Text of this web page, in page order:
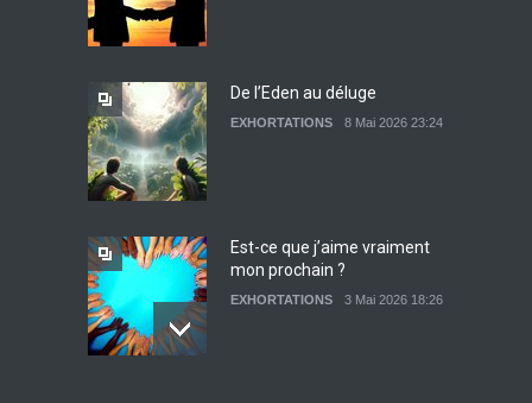
De l’Eden au déluge
EXHORTATIONS 8 Mai 2026 23:24
Est-ce que j’aime vraiment
mon prochain ?
EXHORTATIONS 3 Mai 2026 18:26